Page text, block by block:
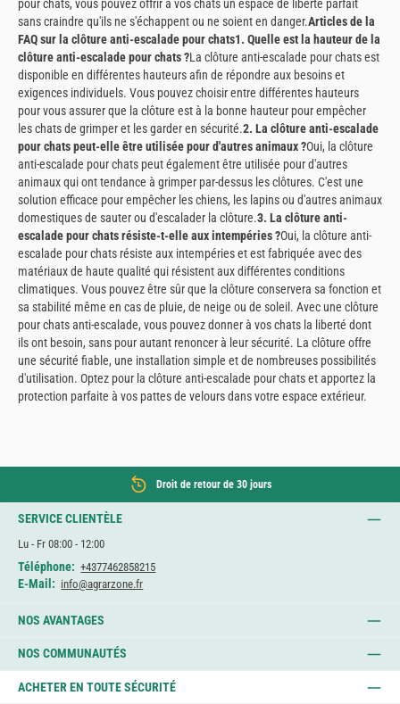
pour chats, vous pouvez offrir à vos chats un espace de liberté parfait
sans craindre qu'ils ne s'échappent ou ne soient en danger.Articles de la
FAQ sur la clôture anti-escalade pour chats1. Quelle est la hauteur de la
clôture anti-escalade pour chats ?La clôture anti-escalade pour chats est
disponible en différentes hauteurs afin de répondre aux besoins et
exigences individuels. Vous pouvez choisir entre différentes hauteurs
pour vous assurer que la clôture est à la bonne hauteur pour empêcher
les chats de grimper et les garder en sécurité.2. La clôture anti-escalade
pour chats peut-elle être utilisée pour d'autres animaux ?Oui, la clôture
anti-escalade pour chats peut également être utilisée pour d'autres
animaux qui ont tendance à grimper par-dessus les clôtures. C'est une
solution efficace pour empêcher les chiens, les lapins ou d'autres animaux
domestiques de sauter ou d'escalader la clôture.3. La clôture anti-
escalade pour chats résiste-t-elle aux intempéries ?Oui, la clôture anti-
escalade pour chats résiste aux intempéries et est fabriquée avec des
matériaux de haute qualité qui résistent aux différentes conditions
climatiques. Vous pouvez être sûr que la clôture conservera sa fonction et
sa stabilité même en cas de pluie, de neige ou de soleil. Avec une clôture
pour chats anti-escalade, vous pouvez donner à vos chats la liberté dont
ils ont besoin, sans pour autant renoncer à leur sécurité. La clôture offre
une sécurité fiable, une installation simple et de nombreuses possibilités
d'utilisation. Optez pour la clôture anti-escalade pour chats et apportez la
protection parfaite à vos pattes de velours dans votre espace extérieur.
Droit de retour de 30 jours
SERVICE CLIENTÈLE
Lu - Fr 08:00 - 12:00
Téléphone: +4377462858215
E-Mail: info@agrarzone.fr
NOS AVANTAGES
NOS COMMUNAUTÉS
ACHETER EN TOUTE SÉCURITÉ